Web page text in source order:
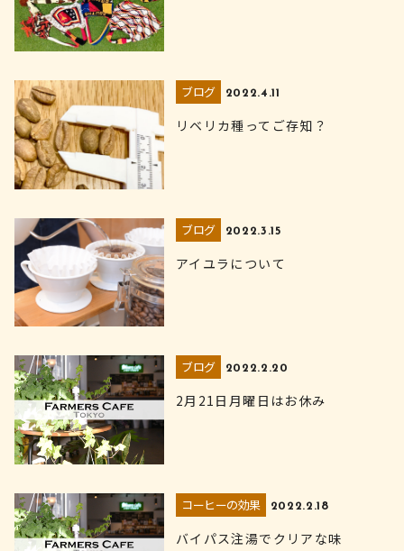
ブログ 2022.4.11
リベリカ種ってご存知？
ブログ 2022.3.15
アイユラについて
ブログ 2022.2.20
2月21日月曜日はお休み
コーヒーの効果 2022.2.18
バイパス注湯でクリアな味